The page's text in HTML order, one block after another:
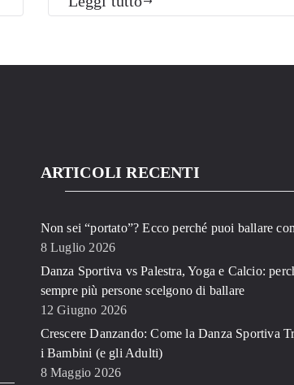
ARTICOLI RECENTI
Non sei “portato”? Ecco perché puoi ballare
8 Luglio 2026
Danza Sportiva vs Palestra, Yoga e Calcio:
sempre più persone scelgono di ballare
12 Giugno 2026
Crescere Danzando: Come la Danza Sportiva
i Bambini (e gli Adulti)
8 Maggio 2026